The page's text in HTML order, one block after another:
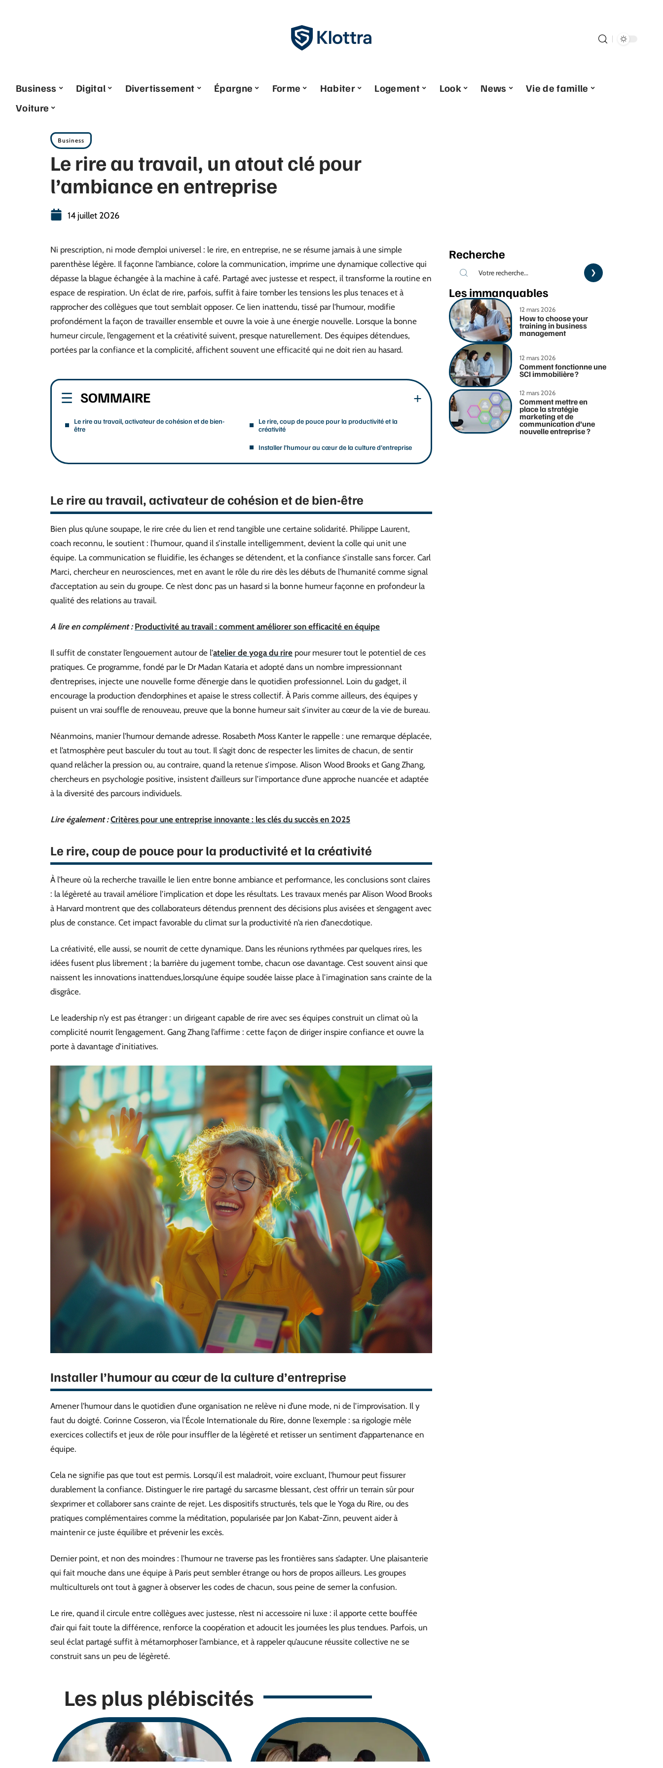
Business Digital Divertissement Épargne Forme Habiter Logement Look News
Vie de famille
Voiture
Business
Le rire au travail, un atout clé pour
l’ambiance en entreprise
14 juillet 2026
Ni prescription, ni mode d’emploi universel : le rire, en entreprise, ne se résume jamais à une simple
parenthèse légère. Il façonne l’ambiance, colore la communication, imprime une dynamique collective qui
dépasse la blague échangée à la machine à café. Partagé avec justesse et respect, il transforme la routine en
espace de respiration. Un éclat de rire, parfois, suffit à faire tomber les tensions les plus tenaces et à
rapprocher des collègues que tout semblait opposer. Ce lien inattendu, tissé par l’humour, modifie
profondément la façon de travailler ensemble et ouvre la voie à une énergie nouvelle. Lorsque la bonne
humeur circule, l’engagement et la créativité suivent, presque naturellement. Des équipes détendues,
portées par la confiance et la complicité, affichent souvent une efficacité qui ne doit rien au hasard.
SOMMAIRE
Le rire au travail, activateur de cohésion et de bien-
être
Le rire, coup de pouce pour la productivité et la
créativité
Installer l’humour au cœur de la culture d’entreprise
Le rire au travail, activateur de cohésion et de bien-être
Bien plus qu’une soupape, le rire crée du lien et rend tangible une certaine solidarité. Philippe Laurent,
coach reconnu, le soutient : l’humour, quand il s’installe intelligemment, devient la colle qui unit une
équipe. La communication se fluidifie, les échanges se détendent, et la confiance s’installe sans forcer. Carl
Marci, chercheur en neurosciences, met en avant le rôle du rire dès les débuts de l’humanité comme signal
d’acceptation au sein du groupe. Ce n’est donc pas un hasard si la bonne humeur façonne en profondeur la
qualité des relations au travail.
A lire en complément : Productivité au travail : comment améliorer son efficacité en équipe
Il suffit de constater l’engouement autour de l’atelier de yoga du rire pour mesurer tout le potentiel de ces
pratiques. Ce programme, fondé par le Dr Madan Kataria et adopté dans un nombre impressionnant
d’entreprises, injecte une nouvelle forme d’énergie dans le quotidien professionnel. Loin du gadget, il
encourage la production d’endorphines et apaise le stress collectif. À Paris comme ailleurs, des équipes y
puisent un vrai souffle de renouveau, preuve que la bonne humeur sait s’inviter au cœur de la vie de bureau.
Néanmoins, manier l’humour demande adresse. Rosabeth Moss Kanter le rappelle : une remarque déplacée,
et l’atmosphère peut basculer du tout au tout. Il s’agit donc de respecter les limites de chacun, de sentir
quand relâcher la pression ou, au contraire, quand la retenue s’impose. Alison Wood Brooks et Gang Zhang,
chercheurs en psychologie positive, insistent d’ailleurs sur l’importance d’une approche nuancée et adaptée
à la diversité des parcours individuels.
Lire également : Critères pour une entreprise innovante : les clés du succès en 2025
Le rire, coup de pouce pour la productivité et la créativité
À l’heure où la recherche travaille le lien entre bonne ambiance et performance, les conclusions sont claires
: la légèreté au travail améliore l’implication et dope les résultats. Les travaux menés par Alison Wood Brooks
à Harvard montrent que des collaborateurs détendus prennent des décisions plus avisées et s’engagent avec
plus de constance. Cet impact favorable du climat sur la productivité n’a rien d’anecdotique.
La créativité, elle aussi, se nourrit de cette dynamique. Dans les réunions rythmées par quelques rires, les
idées fusent plus librement ; la barrière du jugement tombe, chacun ose davantage. C’est souvent ainsi que
naissent les innovations inattendues,lorsqu’une équipe soudée laisse place à l’imagination sans crainte de la
disgrâce.
Le leadership n’y est pas étranger : un dirigeant capable de rire avec ses équipes construit un climat où la
complicité nourrit l’engagement. Gang Zhang l’affirme : cette façon de diriger inspire confiance et ouvre la
porte à davantage d’initiatives.
Installer l’humour au cœur de la culture d’entreprise
Amener l’humour dans le quotidien d’une organisation ne relève ni d’une mode, ni de l’improvisation. Il y
faut du doigté. Corinne Cosseron, via l’École Internationale du Rire, donne l’exemple : sa rigologie mêle
exercices collectifs et jeux de rôle pour insuffler de la légèreté et retisser un sentiment d’appartenance en
équipe.
Cela ne signifie pas que tout est permis. Lorsqu’il est maladroit, voire excluant, l’humour peut fissurer
durablement la confiance. Distinguer le rire partagé du sarcasme blessant, c’est offrir un terrain sûr pour
s’exprimer et collaborer sans crainte de rejet. Les dispositifs structurés, tels que le Yoga du Rire, ou des
pratiques complémentaires comme la méditation, popularisée par Jon Kabat-Zinn, peuvent aider à
maintenir ce juste équilibre et prévenir les excès.
Dernier point, et non des moindres : l’humour ne traverse pas les frontières sans s’adapter. Une plaisanterie
qui fait mouche dans une équipe à Paris peut sembler étrange ou hors de propos ailleurs. Les groupes
multiculturels ont tout à gagner à observer les codes de chacun, sous peine de semer la confusion.
Le rire, quand il circule entre collègues avec justesse, n’est ni accessoire ni luxe : il apporte cette bouffée
d’air qui fait toute la différence, renforce la coopération et adoucit les journées les plus tendues. Parfois, un
seul éclat partagé suffit à métamorphoser l’ambiance, et à rappeler qu’aucune réussite collective ne se
construit sans un peu de légèreté.
Les plus plébiscités
Recherche
Les immanquables
12 mars 2026
How to choose your
training in business
management
12 mars 2026
Comment fonctionne une
SCI immobilière ?
12 mars 2026
Comment mettre en
place la stratégie
marketing et de
communication d’une
nouvelle entreprise ?